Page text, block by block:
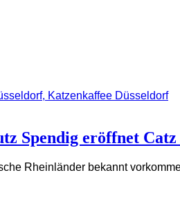
Spendig eröffnet Catz
Rheinländer bekannt